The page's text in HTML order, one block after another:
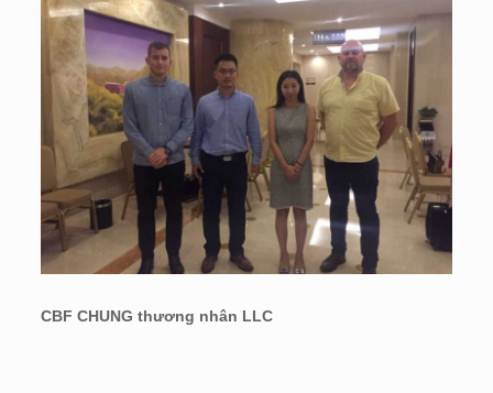
CBF CHUNG thương nhân LLC